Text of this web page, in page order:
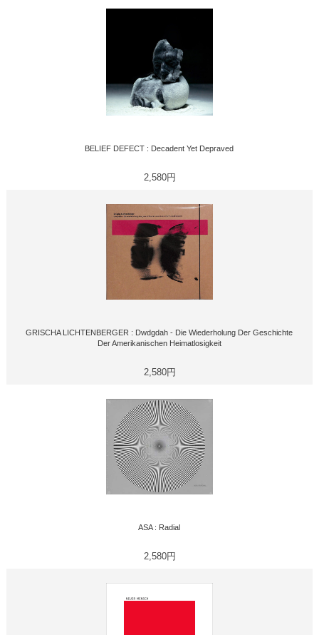
BELIEF DEFECT : Decadent Yet Depraved
2,580円
GRISCHA LICHTENBERGER : Dwdgdah - Die Wiederholung Der Geschichte
Der Amerikanischen Heimatlosigkeit
2,580円
ASA : Radial
2,580円